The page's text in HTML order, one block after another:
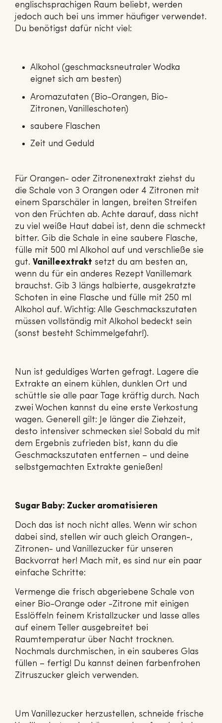
englischsprachigen Raum beliebt, werden
jedoch auch bei uns immer häufiger verwendet.
Du benötigst dafür nicht viel:
Alkohol (geschmacksneutraler Wodka
eignet sich am besten)
Aromazutaten (Bio-Orangen, Bio-
Zitronen, Vanilleschoten)
saubere Flaschen
Zeit und Geduld
Für Orangen- oder Zitronenextrakt ziehst du
die Schale von 3 Orangen oder 4 Zitronen mit
einem Sparschäler in langen, breiten Streifen
von den Früchten ab. Achte darauf, dass nicht
zu viel weiße Haut dabei ist, denn die schmeckt
bitter. Gib die Schale in eine saubere Flasche,
fülle mit 500 ml Alkohol auf und verschließe sie
gut. Vanilleextrakt setzt du am besten an,
wenn du für ein anderes Rezept Vanillemark
brauchst. Gib 3 längs halbierte, ausgekratzte
Schoten in eine Flasche und fülle mit 250 ml
Alkohol auf. Wichtig: Alle Geschmackszutaten
müssen vollständig mit Alkohol bedeckt sein
(sonst besteht Schimmelgefahr!).
Nun ist geduldiges Warten gefragt. Lagere die
Extrakte an einem kühlen, dunklen Ort und
schüttle sie alle paar Tage kräftig durch. Nach
zwei Wochen kannst du eine erste Verkostung
wagen. Generell gilt: Je länger die Ziehzeit,
desto intensiver schmecken sie! Sobald du mit
dem Ergebnis zufrieden bist, kann du die
Geschmackszutaten entfernen – und deine
selbstgemachten Extrakte genießen!
Sugar Baby: Zucker aromatisieren
Doch das ist noch nicht alles. Wenn wir schon
dabei sind, stellen wir auch gleich Orangen-,
Zitronen- und Vanillezucker für unseren
Backvorrat her! Mach mit, es sind nur ein paar
einfache Schritte:
Vermenge die frisch abgeriebene Schale von
einer Bio-Orange oder -Zitrone mit einigen
Esslöffeln feinem Kristallzucker und lasse alles
auf einem Teller ausgebreitet bei
Raumtemperatur über Nacht trocknen.
Nochmals durchmischen, in ein sauberes Glas
füllen – fertig! Du kannst deinen farbenfrohen
Zitruszucker gleich verwenden.
Um Vanillezucker herzustellen, schneide frische